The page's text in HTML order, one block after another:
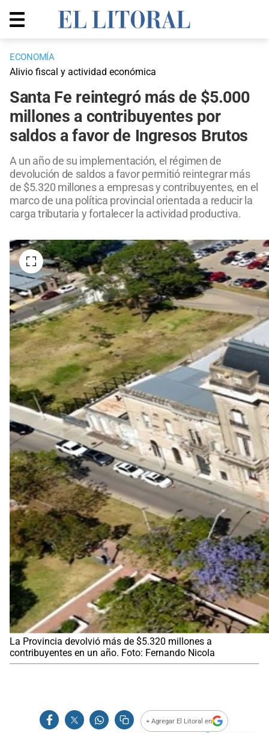
ECONOMÍA
Alivio fiscal y actividad económica
Santa Fe reintegró más de $5.000
millones a contribuyentes por
saldos a favor de Ingresos Brutos
A un año de su implementación, el régimen de
devolución de saldos a favor permitió reintegrar más
de $5.320 millones a empresas y contribuyentes, en el
marco de una política provincial orientada a reducir la
carga tributaria y fortalecer la actividad productiva.
La Provincia devolvió más de $5.320 millones a
contribuyentes en un año. Foto: Fernando Nicola
+ Agregar El Litoral en